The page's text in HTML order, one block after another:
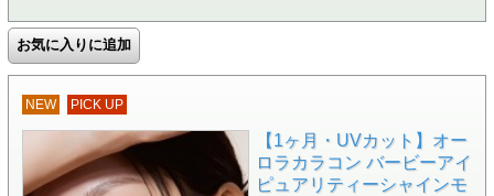
NEW PICK UP
【1ヶ月・UVカット】オー
ロラカラコン バービーアイ
ピュアリティーシャインモ